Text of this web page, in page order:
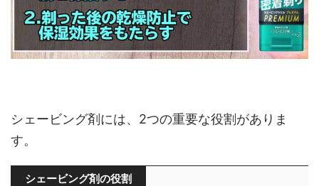
シェービング剤には、2つの重要な役割がありま
す。
シェービング剤の役割